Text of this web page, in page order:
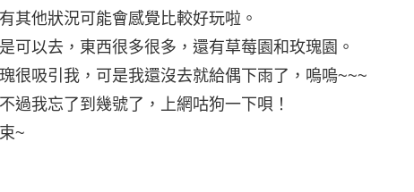
其他狀況可能會感覺比較好玩啦。
可以去，東西很多很多，還有草莓園和玫瑰園。
很吸引我，可是我還沒去就給偶下雨了，嗚嗚~~~
過我忘了到幾號了，上網咕狗一下唄！
~